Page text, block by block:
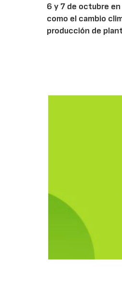
6 y 7 de octubre
como el cambio
producción de